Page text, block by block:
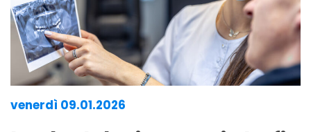
venerdì 09.01.2026